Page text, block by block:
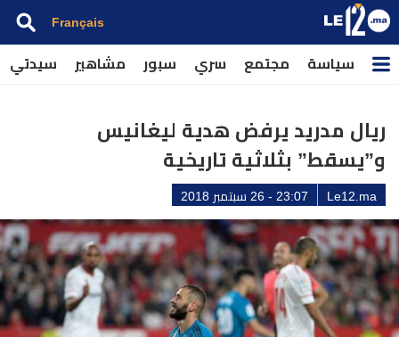
Français
سياسة مجتمع سري سبور مشاهير سيدتي
ريال مدريد يرفض هدية ليغانيس
و”يسقط” بثلاثية تاريخية
Le12.ma 23:07 - 26 سبتمبر 2018